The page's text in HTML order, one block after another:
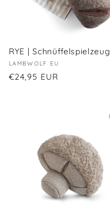
RYE | Schnüffelspielzeug
Anbieter:
LAMBWOLF EU
Normaler
€24,95 EUR